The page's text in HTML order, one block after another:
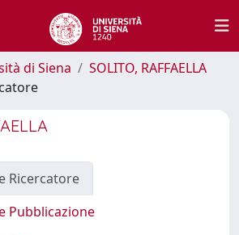
di Siena
SOLITO, RAFFAELLA
Ricercatore
Pubblicazione